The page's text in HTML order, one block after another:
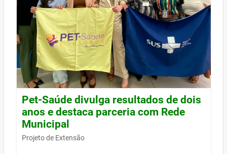
Pet-Saúde divulga resultados de dois
anos e destaca parceria com Rede
Municipal
Projeto de Extensão